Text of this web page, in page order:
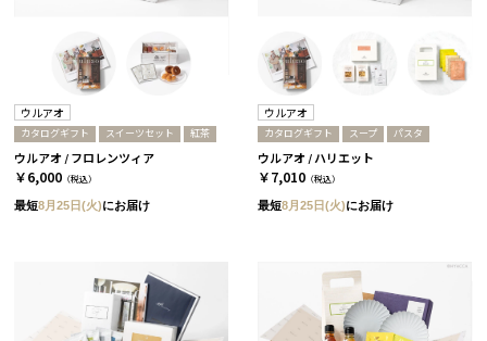
ウルアオ
カタログギフト スイーツセット 紅茶
ウルアオ / フロレンツィア
￥6,000 （税込）
最短8月25日(火)にお届け
ウルアオ
カタログギフト スープ パスタ
ウルアオ / ハリエット
￥7,010 （税込）
最短8月25日(火)にお届け